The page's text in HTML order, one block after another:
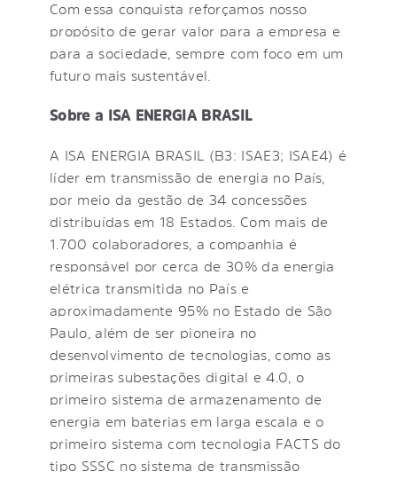
Com essa conquista reforçamos nosso
propósito de gerar valor para a empresa e
para a sociedade, sempre com foco em um
futuro mais sustentável.
Sobre a ISA ENERGIA BRASIL
A ISA ENERGIA BRASIL (B3: ISAE3; ISAE4) é
líder em transmissão de energia no País,
por meio da gestão de 34 concessões
distribuídas em 18 Estados. Com mais de
1.700 colaboradores, a companhia é
responsável por cerca de 30% da energia
elétrica transmitida no País e
aproximadamente 95% no Estado de São
Paulo, além de ser pioneira no
desenvolvimento de tecnologias, como as
primeiras subestações digital e 4.0, o
primeiro sistema de armazenamento de
energia em baterias em larga escala e o
primeiro sistema com tecnologia FACTS do
tipo SSSC no sistema de transmissão